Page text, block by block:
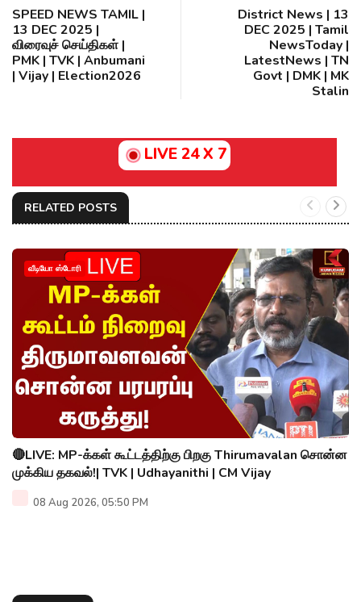
SPEED NEWS TAMIL |
13 DEC 2025 |
விரைவுச் செய்திகள் |
PMK | TVK | Anbumani
| Vijay | Election2026
District News | 13
DEC 2025 | Tamil
NewsToday |
LatestNews | TN
Govt | DMK | MK
Stalin
LIVE 24 X 7
RELATED POSTS
வீடியோ ஸ்டோரி
🔴LIVE: MP-க்கள் கூட்டத்திற்கு பிறகு Thirumavalan சொன்ன
முக்கிய தகவல்!| TVK | Udhayanithi | CM Vijay
08 Aug 2026, 05:50 PM